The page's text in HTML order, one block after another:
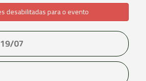
desabilitadas para o evento
07